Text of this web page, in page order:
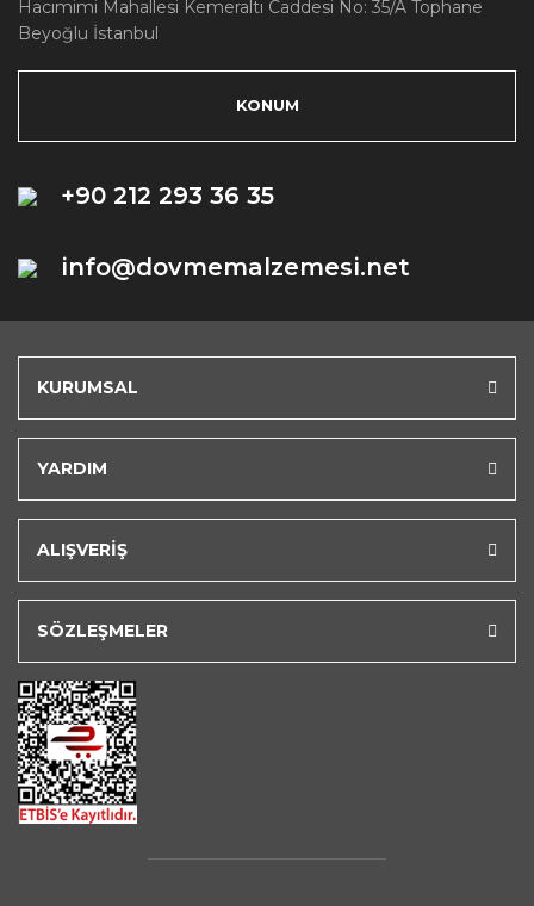
Hacımimi Mahallesi Kemeraltı Caddesi No: 35/A Tophane
Beyoğlu İstanbul
KONUM
+90 212 293 36 35
info@dovmemalzemesi.net
KURUMSAL
YARDIM
ALIŞVERİŞ
SÖZLEŞMELER